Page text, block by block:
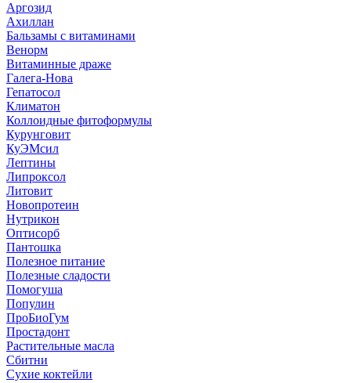
Аргозид
Ахиллан
Бальзамы с витаминами
Венорм
Витаминные драже
Галега-Нова
Гепатосол
Климатон
Коллоидные фитоформулы
Курунговит
КуЭМсил
Лептины
Липроксол
Литовит
Новопротеин
Нутрикон
Оптисорб
Пантошка
Полезное питание
Полезные сладости
Помогуша
Популин
ПроБиоГум
Простадонт
Растительные масла
Сбитни
Сухие коктейли